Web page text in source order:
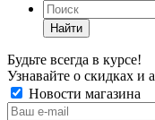
Найти
Будьте всегда в курсе!
Узнавайте о скидках и
Новости магазина